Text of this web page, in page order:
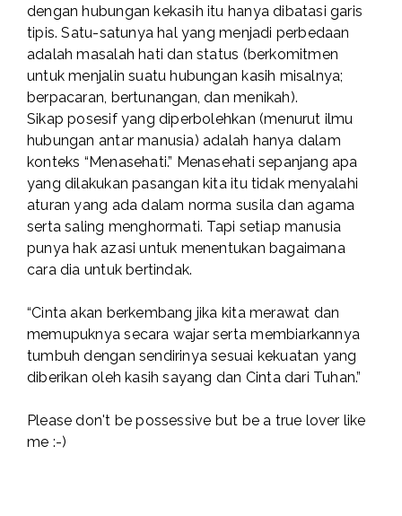
dengan hubungan kekasih itu hanya dibatasi garis
tipis. Satu-satunya hal yang menjadi perbedaan
adalah masalah hati dan status (berkomitmen
untuk menjalin suatu hubungan kasih misalnya;
berpacaran, bertunangan, dan menikah).
Sikap posesif yang diperbolehkan (menurut ilmu
hubungan antar manusia) adalah hanya dalam
konteks “Menasehati.” Menasehati sepanjang apa
yang dilakukan pasangan kita itu tidak menyalahi
aturan yang ada dalam norma susila dan agama
serta saling menghormati. Tapi setiap manusia
punya hak azasi untuk menentukan bagaimana
cara dia untuk bertindak.
“Cinta akan berkembang jika kita merawat dan
memupuknya secara wajar serta membiarkannya
tumbuh dengan sendirinya sesuai kekuatan yang
diberikan oleh kasih sayang dan Cinta dari Tuhan.”
Please don't be possessive but be a true lover like
me :-)